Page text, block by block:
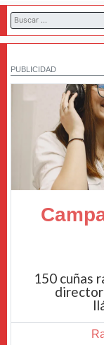
PUBLICIDAD
150 cuñas